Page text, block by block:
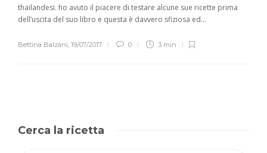
thailandesi. ho avuto il piacere di testare alcune sue ricette prima
dell’uscita del suo libro e questa è davvero sfiziosa ed...
Bettina Balzani, 19/07/2017 0 3 min
Cerca la ricetta